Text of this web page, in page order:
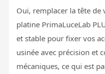
Oui, remplacer la tête
platine PrimaLuceLab
et stable pour fixer vos
usinée avec précision et
mécaniques, ce qui est